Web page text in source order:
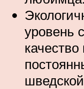
уровень